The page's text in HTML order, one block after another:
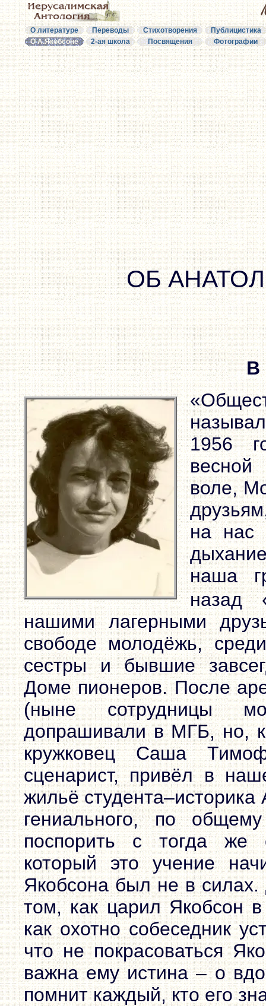
О литературе Переводы Стихотворения
Публицистика
О А.Якобсоне
2-ая школа Посвящения Фотографии
ОБ
В
1956
воле,
на нас
наша
назад
нашими лагерными
свободе молодёжь,
сестры и бывшие
Доме пионеров. После
(ныне сотрудницы
допрашивали в МГБ, но,
кружковец Саша
сценарист, привёл в
жильё
гениального, по
поспорить с тогда же
который это учение
Якобсона был не в силах.
том, как царил Якобсон
как охотно собеседник
что не покрасоваться
важна ему истина – о
помнит каждый, кто его